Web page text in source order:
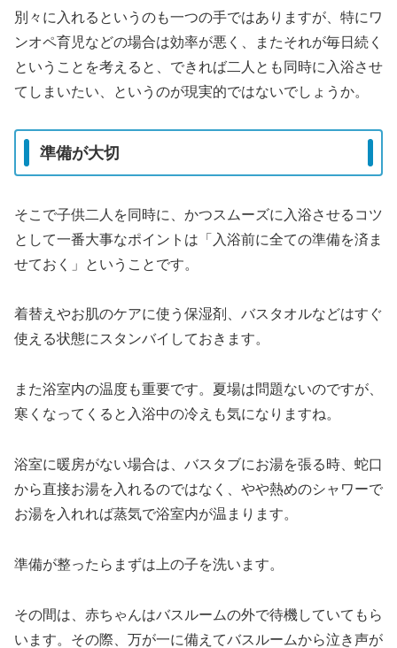
別々に入れるというのも一つの手ではありますが、特にワ
ンオペ育児などの場合は効率が悪く、またそれが毎日続く
ということを考えると、できれば二人とも同時に入浴させ
てしまいたい、というのが現実的ではないでしょうか。
準備が大切
そこで子供二人を同時に、かつスムーズに入浴させるコツ
として一番大事なポイントは「入浴前に全ての準備を済ま
せておく」ということです。
着替えやお肌のケアに使う保湿剤、バスタオルなどはすぐ
使える状態にスタンバイしておきます。
また浴室内の温度も重要です。夏場は問題ないのですが、
寒くなってくると入浴中の冷えも気になりますね。
浴室に暖房がない場合は、バスタブにお湯を張る時、蛇口
から直接お湯を入れるのではなく、やや熱めのシャワーで
お湯を入れれば蒸気で浴室内が温まります。
準備が整ったらまずは上の子を洗います。
その間は、赤ちゃんはバスルームの外で待機していてもら
います。その際、万が一に備えてバスルームから泣き声が